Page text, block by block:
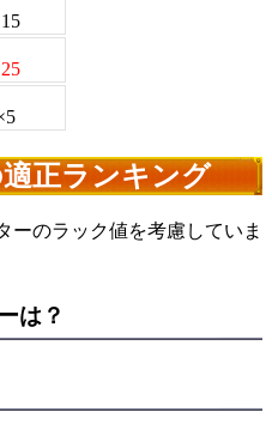
正ランキング
ーのラック値を考慮していま
は？